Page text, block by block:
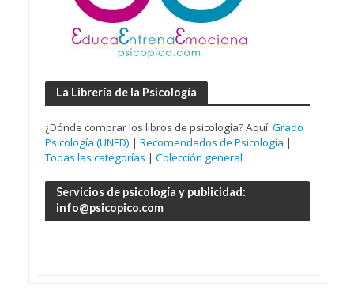
La Librería de la Psicología
¿Dónde comprar los libros de psicología? Aquí: Grado
Psicología (UNED) | Recomendados de Psicología |
Todas las categorías | Colección general
Servicios de psicología y publicidad:
info@psicopico.com